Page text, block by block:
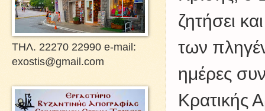
ζητήσει
των
ημέρες
Κρατικής
ΤΗΛ. 22270 22990 e-mail:
exostis@gmail.com